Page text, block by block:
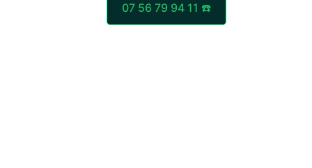
07 56 79 94 11 ☎️